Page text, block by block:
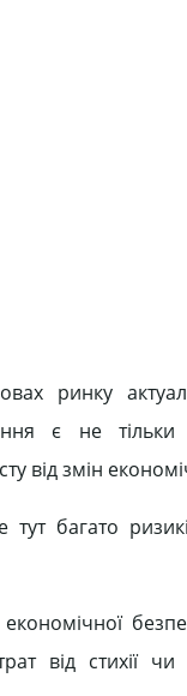
ринку
є не тільки
від змін
тут багато
від стихії